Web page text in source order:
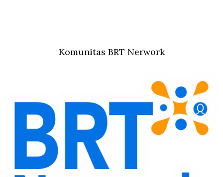
Komunitas BRT Nerwork